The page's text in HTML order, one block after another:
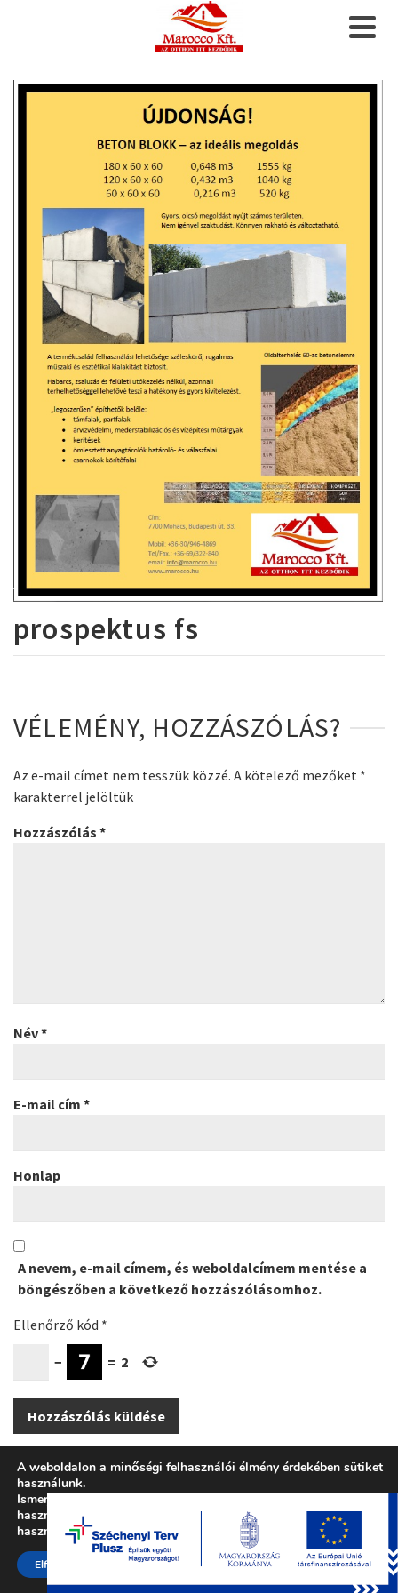
prospektus fs
VÉLEMÉNY, HOZZÁSZÓLÁS?
Az e-mail címet nem tesszük közzé. A kötelező mezőket *
karakterrel jelöltük
Hozzászólás *
Név*
E-mail cím *
Honlap
A nevem, e-mail címem, és weboldalcímem mentése a
böngészőben a következő hozzászólásomhoz.
Ellenőrző kód *
− = 2
A weboldalon a minőségi felhasználói élmény érdekében sütiket
használunk.
Ismerje meg tájékoztatónkat arról, hogy milyen sütiket
használunk, vagy a
résznél ki lehet kapcsolni a
használatukat.
Elfogad